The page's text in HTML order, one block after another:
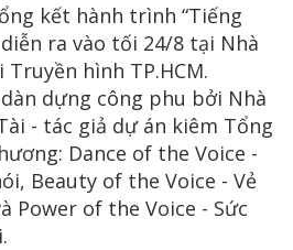
kết hành trình “Tiếng
ra vào tối 24/8 tại Nhà
hình TP.HCM.
dựng công phu bởi Nhà
- tác giả dự án kiêm Tổng
Dance of the Voice -
Beauty of the Voice - Vẻ
Power of the Voice - Sức